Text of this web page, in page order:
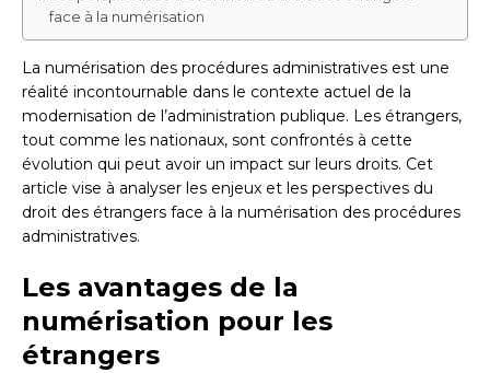
face à la numérisation
La numérisation des procédures administratives est une
réalité incontournable dans le contexte actuel de la
modernisation de l’administration publique. Les étrangers,
tout comme les nationaux, sont confrontés à cette
évolution qui peut avoir un impact sur leurs droits. Cet
article vise à analyser les enjeux et les perspectives du
droit des étrangers face à la numérisation des procédures
administratives.
Les avantages de la
numérisation pour les
étrangers